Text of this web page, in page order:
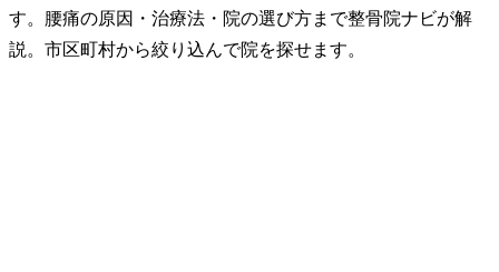
す。腰痛の原因・治療法・院の選び方まで整骨院ナビが解
説。市区町村から絞り込んで院を探せます。